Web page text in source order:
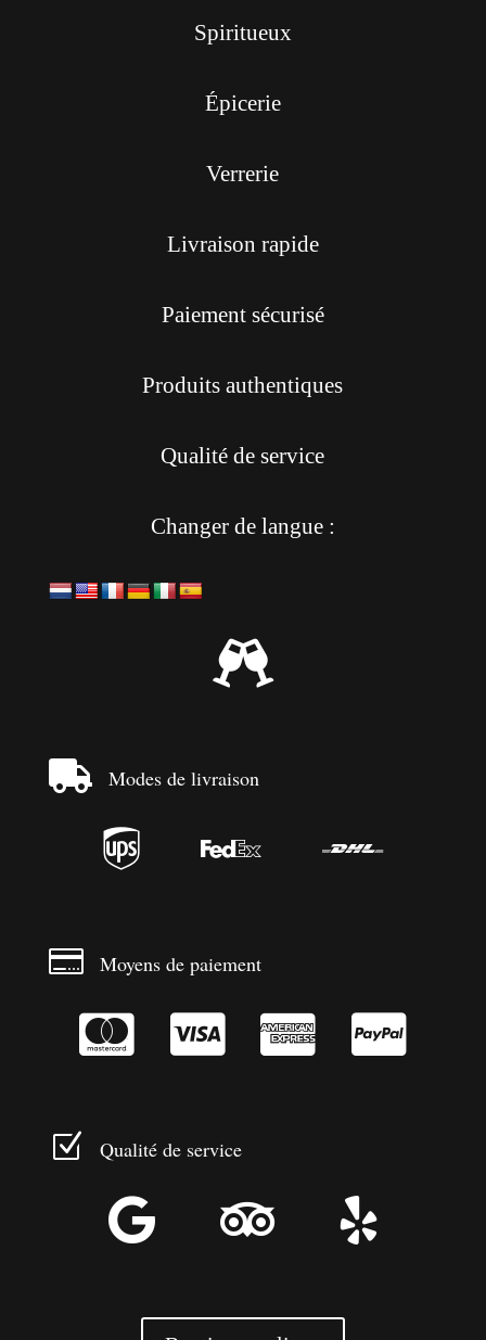
Spiritueux
Épicerie
Verrerie
Livraison rapide
Paiement sécurisé
Produits authentiques
Qualité de service
Changer de langue :

 Modes de livraison
  
 Moyens de paiement
   
Z Qualité de service
  